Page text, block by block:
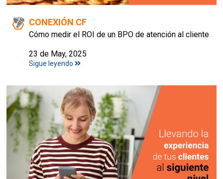
CONEXIÓN CF
Cómo medir el ROI de un BPO de atención al cliente
23 de May, 2025
Sigue leyendo